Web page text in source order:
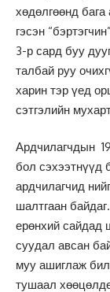
хөдөлгөөнд
гэсэн
3-р сард буу
талбай руу
харин тэр үед
сэтгэлийн
Ардчилагчдын
бол сэхээтнүүд
ардчилагчид
шалтгаан
ерөнхий сайдад
суудал авсан
муу ашиглаж
тушаал